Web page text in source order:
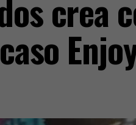
crea